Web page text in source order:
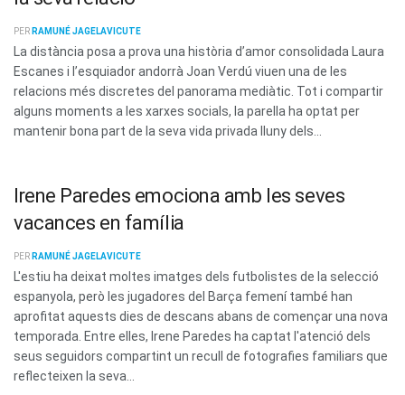
PER RAMUNÉ JAGELAVICUTE
La distància posa a prova una història d’amor consolidada Laura
Escanes i l’esquiador andorrà Joan Verdú viuen una de les
relacions més discretes del panorama mediàtic. Tot i compartir
alguns moments a les xarxes socials, la parella ha optat per
mantenir bona part de la seva vida privada lluny dels...
Irene Paredes emociona amb les seves
vacances en família
PER RAMUNÉ JAGELAVICUTE
L'estiu ha deixat moltes imatges dels futbolistes de la selecció
espanyola, però les jugadores del Barça femení també han
aprofitat aquests dies de descans abans de començar una nova
temporada. Entre elles, Irene Paredes ha captat l'atenció dels
seus seguidors compartint un recull de fotografies familiars que
reflecteixen la seva...